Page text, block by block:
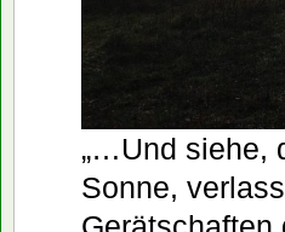
„…Und siehe,
Sonne,